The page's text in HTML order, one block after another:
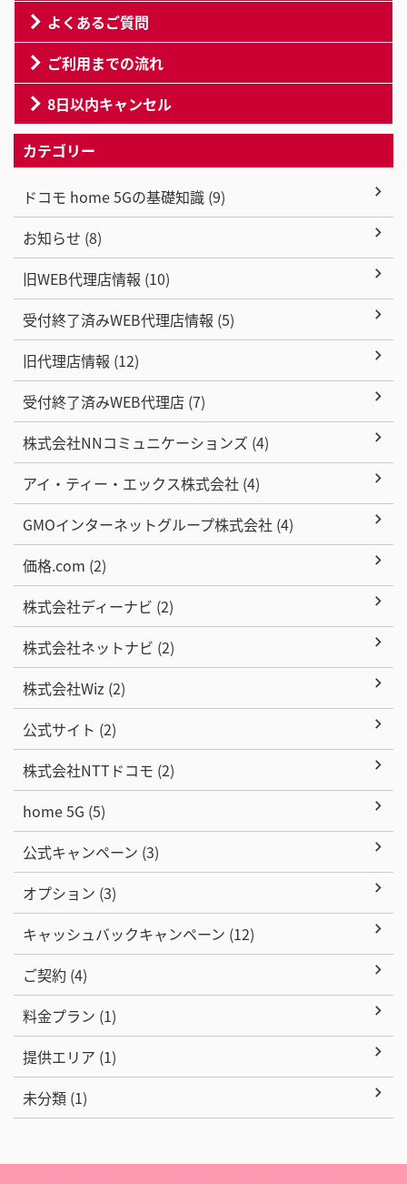
よくあるご質問
ご利用までの流れ
8日以内キャンセル
カテゴリー
ドコモ home 5Gの基礎知識 (9)
お知らせ (8)
旧WEB代理店情報 (10)
受付終了済みWEB代理店情報 (5)
旧代理店情報 (12)
受付終了済みWEB代理店 (7)
株式会社NNコミュニケーションズ (4)
アイ・ティー・エックス株式会社 (4)
GMOインターネットグループ株式会社 (4)
価格.com (2)
株式会社ディーナビ (2)
株式会社ネットナビ (2)
株式会社Wiz (2)
公式サイト (2)
株式会社NTTドコモ (2)
home 5G (5)
公式キャンペーン (3)
オプション (3)
キャッシュバックキャンペーン (12)
ご契約 (4)
料金プラン (1)
提供エリア (1)
未分類 (1)